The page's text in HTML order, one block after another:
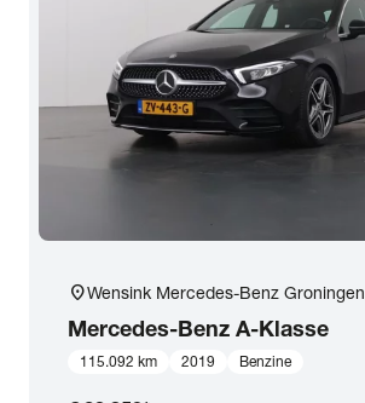
Carrosserie
Basiskleur
location_onWensink Mercedes-Benz Groningen
Mercedes-Benz A-Klasse
115.092 km 2019 Benzine